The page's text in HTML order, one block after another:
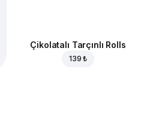
Çikolatalı Tarçınlı Rolls
139 ₺